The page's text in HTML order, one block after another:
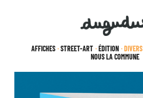
AFFICHES STREET-ART ÉDITION DIVERS
NOUS LA COMMUNE